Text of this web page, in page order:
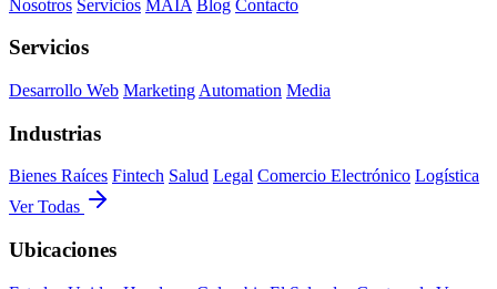
Nosotros Servicios MAIA Blog Contacto
Servicios
Desarrollo Web Marketing Automation Media
Industrias
Bienes Raíces Fintech Salud Legal Comercio Electrónico Logística
Ver Todas
Ubicaciones